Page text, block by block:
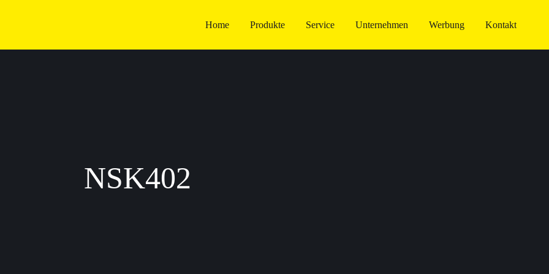
Home Produkte Service Unternehmen Werbung Kontakt
NSK402